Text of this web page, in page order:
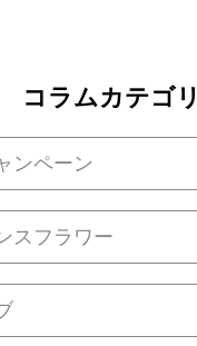
コラムカテゴリ
ンペーン
スフラワー